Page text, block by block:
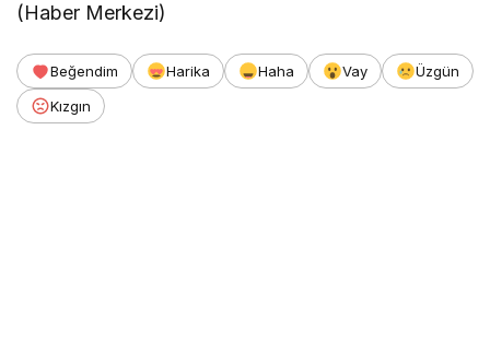
(Haber Merkezi)
Beğendim Harika Haha Vay
Üzgün
Kızgın